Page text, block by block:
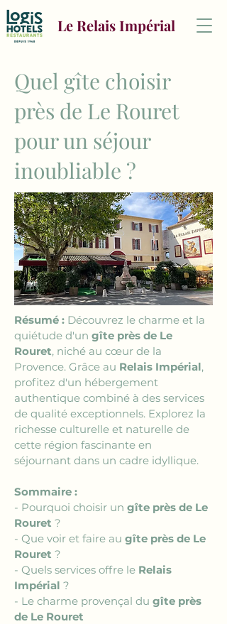
Le Relais Impérial
Quel gîte choisir
près de Le Rouret
pour un séjour
inoubliable ?
Résumé : Découvrez le charme et la
quiétude d'un gîte près de Le
Rouret, niché au cœur de la
Provence. Grâce au Relais Impérial,
profitez d'un hébergement
authentique combiné à des services
de qualité exceptionnels. Explorez la
richesse culturelle et naturelle de
cette région fascinante en
séjournant dans un cadre idyllique.
Sommaire :
- Pourquoi choisir un gîte près de Le
Rouret ?
- Que voir et faire au gîte près de Le
Rouret ?
- Quels services offre le Relais
Impérial ?
- Le charme provençal du gîte près
de Le Rouret